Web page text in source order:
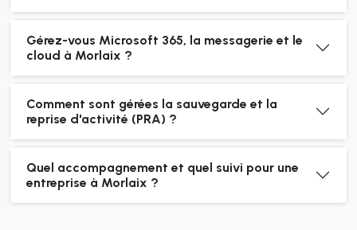
Gérez-vous Microsoft 365, la messagerie et le
cloud à Morlaix ?
Comment sont gérées la sauvegarde et la
reprise d'activité (PRA) ?
Quel accompagnement et quel suivi pour une
entreprise à Morlaix ?